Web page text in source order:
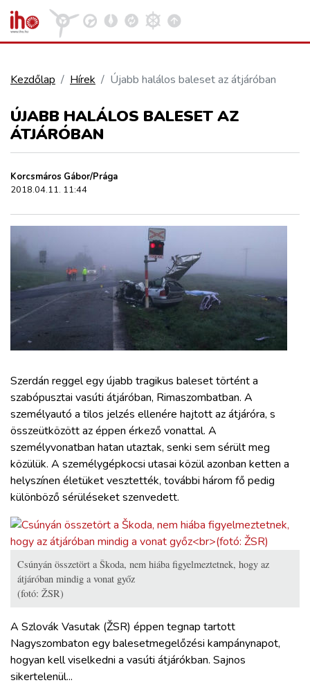
VASÚT
REPÜLÉS
KÖZLEKEDÉSFEJLESZTÉS
ELLÁTÁSI LÁNC
ZÖLDÚT
HAJÓZÁS
BLOG
ARCHÍVUM
WEBSHOP
BELÉPÉS
REGISZTRÁCIÓ
Kezdőlap Hírek Újabb halálos baleset az átjáróban
ÚJABB HALÁLOS BALESET AZ
ÁTJÁRÓBAN
Korcsmáros Gábor/Prága
2018.04.11. 11:44
Szerdán reggel egy újabb tragikus baleset történt a
szabópusztai vasúti átjáróban, Rimaszombatban. A
személyautó a tilos jelzés ellenére hajtott az átjáróra, s
összeütközött az éppen érkező vonattal. A
személyvonatban hatan utaztak, senki sem sérült meg
közülük. A személygépkocsi utasai közül azonban ketten a
helyszínen életüket vesztették, további három fő pedig
különböző sérüléseket szenvedett.
Csúnyán összetört a Škoda, nem hiába figyelmeztetnek, hogy az
átjáróban mindig a vonat győz
(fotó: ŽSR)
A Szlovák Vasutak (ŽSR) éppen tegnap tartott
Nagyszombaton egy balesetmegelőzési kampánynapot,
hogyan kell viselkedni a vasúti átjárókban. Sajnos
sikertelenül...